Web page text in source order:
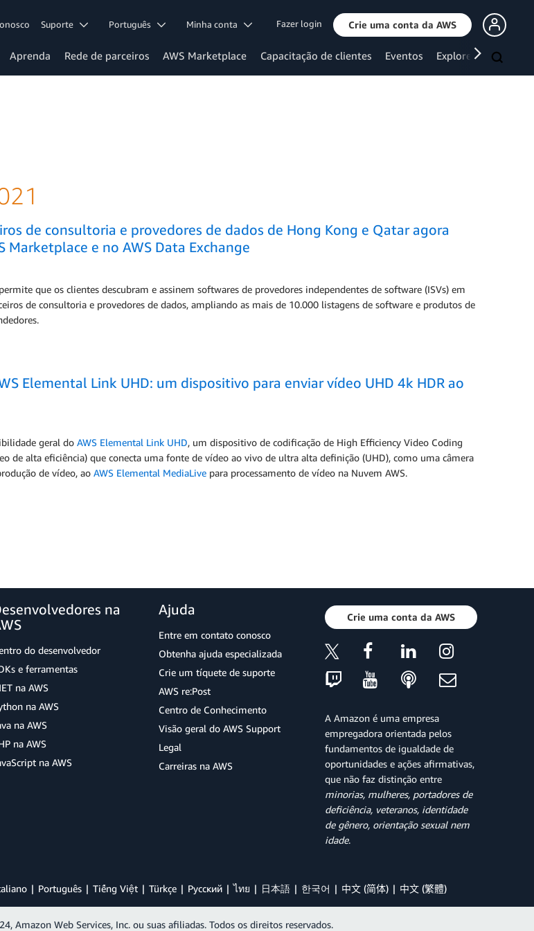
Suporte Português Minha conta Fazer login Crie uma conta da AWS
Aprenda Rede de parceiros AWS Marketplace Capacitação de clientes Eventos Explore mais
de consultoria e provedores de dados de Hong Kong e Qatar agora
Marketplace e no AWS Data Exchange
que os clientes descubram e assinem softwares de provedores independentes de software (ISVs) em
de consultoria e provedores de dados, ampliando as mais de 10.000 listagens de software e produtos de
Elemental Link UHD: um dispositivo para enviar vídeo UHD 4k HDR ao
geral do AWS Elemental Link UHD, um dispositivo de codificação de High Efficiency Video Coding
de alta eficiência) que conecta uma fonte de vídeo ao vivo de ultra alta definição (UHD), como uma câmera
de vídeo, ao AWS Elemental MediaLive para processamento de vídeo na Nuvem AWS.
na
do desenvolvedor
e ferramentas
na AWS
na AWS
na AWS
na AWS
na AWS
Ajuda
Entre em contato conosco
Obtenha ajuda especializada
Crie um tíquete de suporte
AWS re:Post
Centro de Conhecimento
Visão geral do AWS Support
Legal
Carreiras na AWS
Crie uma conta da AWS
A Amazon é uma empresa
empregadora orientada pelos
fundamentos de igualdade de
oportunidades e ações afirmativas,
que não faz distinção entre
minorias, mulheres, portadores de
deficiência, veteranos, identidade
de gênero, orientação sexual nem
idade.
Português Tiếng Việt Türkçe Ρусский ไทย 日本語 한국어 中文 (简体) 中文 (繁體)
Amazon Web Services, Inc. ou suas afiliadas. Todos os direitos reservados.